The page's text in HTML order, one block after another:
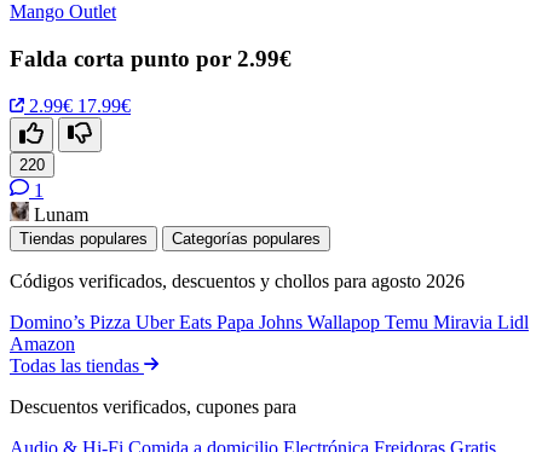
Mango Outlet
Falda corta punto por 2.99€
2.99€ 17.99€
220
1
Lunam
Tiendas populares Categorías populares
Códigos verificados, descuentos y chollos para agosto 2026
Domino’s Pizza Uber Eats Papa Johns Wallapop Temu Miravia Lidl
Amazon
Todas las tiendas
Descuentos verificados, cupones para
Audio & Hi-Fi Comida a domicilio Electrónica Freidoras Gratis